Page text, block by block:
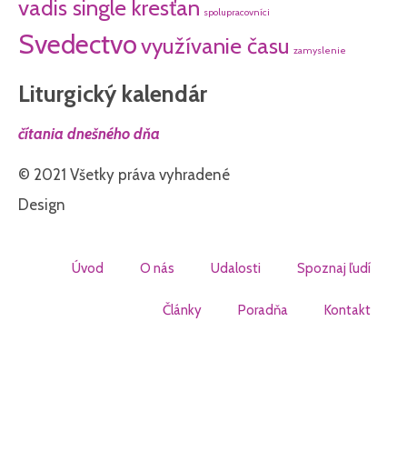
vadis single kresťan spolupracovníci
Svedectvovyužívanie času zamyslenie
Liturgický kalendár
čítania dnešného dňa
© 2021 Všetky práva vyhradené
Design
Úvod O nás Udalosti Spoznaj ľudí
Články Poradňa Kontakt